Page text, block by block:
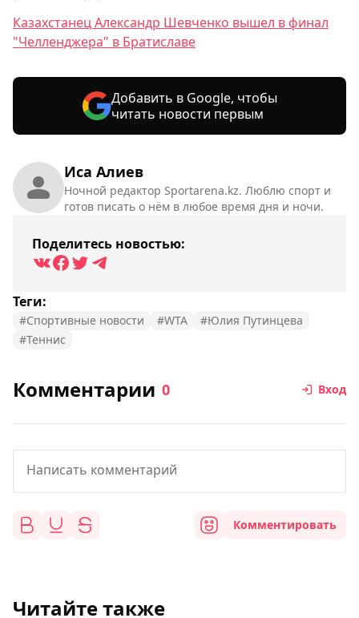
Иса Алиев
Ночной редактор Sportarena.kz. Люблю спорт и
готов писать о нём в любое время дня и ночи.
Поделитесь новостью:
Теги:
#Спортивные новости #WTA
#Юлия Путинцева
#Теннис
Казахстанец Александр Шевченко вышел в финал
"Челленджера" в Братиславе
Добавить в Google, чтобы
читать новости первым
Комментарии 0 Вход
Комментировать
Читайте также